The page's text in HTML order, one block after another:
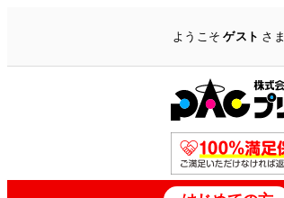
ようこそゲスト さま